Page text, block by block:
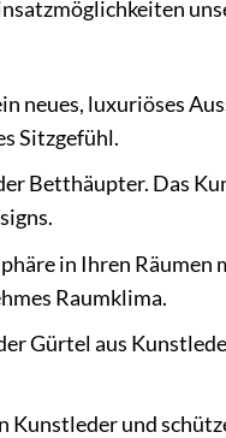
neues, luxuriöses
Sitzgefühl.
Betthäupter. Das
in Ihren
Raumklima.
Gürtel aus
und